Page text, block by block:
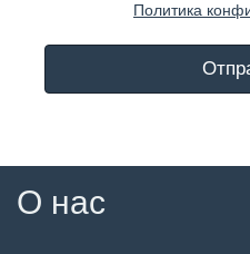
Политика
О нас